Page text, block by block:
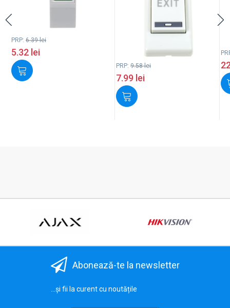
PRP: 6.39lei
5.32 lei
PRP: 9.58lei
7.99 lei
Abonează-te la newsletter
...și fii la curent cu noutățile